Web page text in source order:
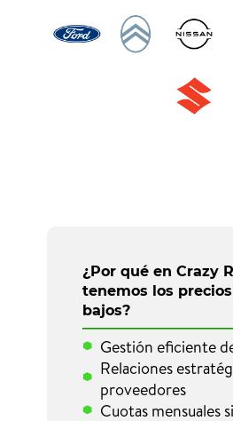
¿Por qué en Crazy
tenemos los
bajos?
Gestión eficiente
Relaciones
proveedores
Cuotas mensuales